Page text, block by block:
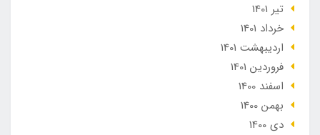
تير 1401
خرداد 1401
ارديبهشت 1401
فروردین 1401
اسفند 1400
بهمن 1400
دی 1400